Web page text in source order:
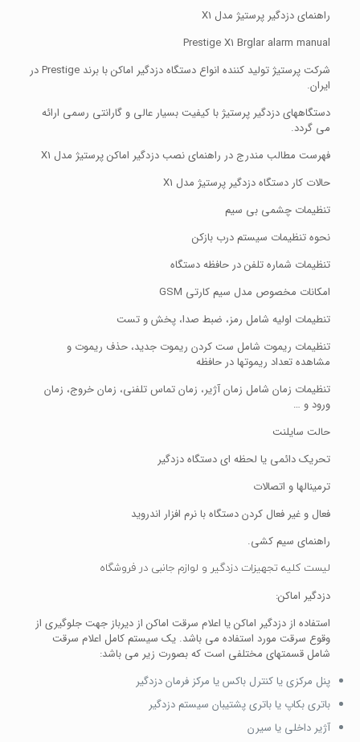
راهنمای دزدگیر پرستیژ مدل X1
Prestige X1 Brglar alarm manual
شرکت پرستیژ تولید کننده انواع دستگاه دزدگیر اماکن با برند Prestige در
ایران.
دستگاههای دزدگیر پرستیژ با کیفیت بسیار عالی و گارانتی رسمی ارائه
می گردد.
فهرست مطالب مندرج در راهنمای نصب دزدگیر اماکن پرستیژ مدل X1
حالات کار دستگاه دزدگیر پرستیژ مدل X1
تنظیمات چشمی بی سیم
نحوه تنظیمات سیستم درب بازکن
تنظیمات شماره تلفن در حافظه دستگاه
امکانات مخصوص مدل سیم کارتی GSM
تنطیمات اولیه شامل رمز، ضبط صدا، پخش و تست
تنظیمات ریموت شامل ست کردن ریموت جدید، حذف ریموت و
مشاهده تعداد ریموتها در حافظه
تنظیمات زمان شامل زمان آژیر، زمان تماس تلفنی، زمان خروج، زمان
ورود و …
حالت سایلنت
تحریک دائمی یا لحظه ای دستگاه دزدگیر
ترمینالها و اتصالات
فعال و غیر فعال کردن دستگاه با نرم افزار اندروید
راهنمای سیم کشی.
لیست کلیه تجهیزات دزدگیر و لوازم جانبی در فروشگاه
دزدگیر اماکن:
استفاده از دزدگیر اماکن یا اعلام سرقت اماکن از دیرباز جهت جلوگیری از
وقوع سرقت مورد استفاده می باشد. یک سیستم کامل اعلام سرقت
شامل قسمتهای مختلفی است که بصورت زیر می باشد:
پنل مرکزی یا کنترل باکس یا مرکز فرمان دزدگیر
باتری بکاپ یا باتری پشتیبان سیستم دزدگیر
آژیر داخلی یا سیرن